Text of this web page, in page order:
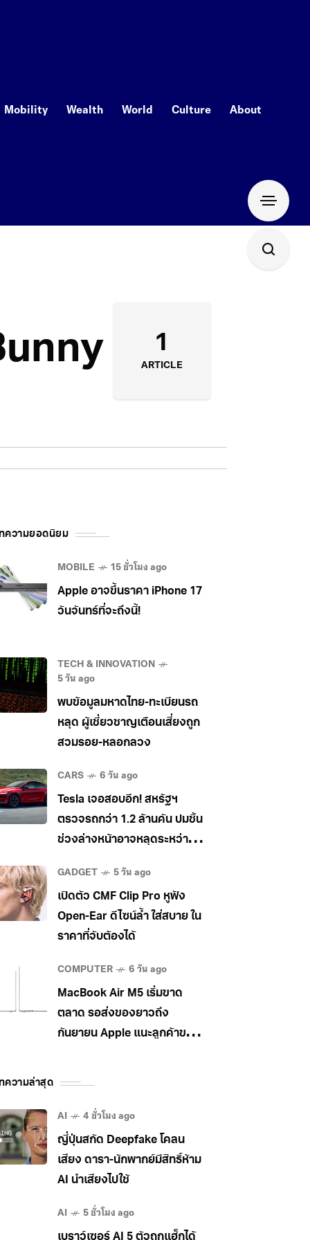
Mobility Wealth World Culture About
1
ARTICLE
ความยอดนิยม
MOBILE 15 ชั่วโมง ago
Apple อาจขึ้นราคา iPhone 17
วันจันทร์ที่จะถึงนี้!
TECH & INNOVATION
5 วัน ago
พบข้อมูลมหาดไทย-ทะเบียนรถ
หลุด ผู้เชี่ยวชาญเตือนเสี่ยงถูก
สวมรอย-หลอกลวง
CARS 6 วัน ago
Tesla เจอสอบอีก! สหรัฐฯ
ตรวจรถกว่า 1.2 ล้านคัน ปมชิ้น
ช่วงล่างหน้าอาจหลุดระหว่าง
GADGET 5 วัน ago
เปิดตัว CMF Clip Pro หูฟัง
Open-Ear ดีไซน์ล้ำ ใส่สบาย ใน
ราคาที่จับต้องได้
COMPUTER 6 วัน ago
MacBook Air M5 เริ่มขาด
ตลาด รอส่งของยาวถึง
กันยายน Apple แนะลูกค้าขยับ
ความล่าสุด
AI 4 ชั่วโมง ago
ญี่ปุ่นสกัด Deepfake โคลน
เสียง ดารา-นักพากย์มีสิทธิ์ห้าม
AI นำเสียงไปใช้
AI 5 ชั่วโมง ago
เบราว์เซอร์ AI 5 ตัวถูกแฮ็กได้